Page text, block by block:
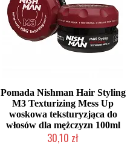
Pomada Nishman Hair Styling
M3 Texturizing Mess Up
woskowa teksturyzjąca do
włosów dla mężczyzn 100ml
30,10 zł